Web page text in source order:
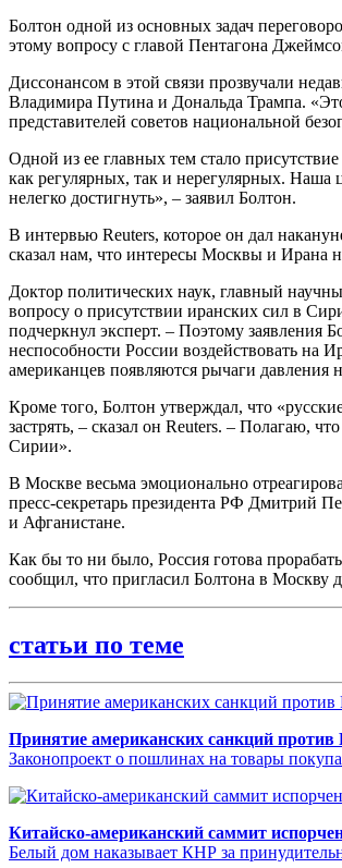
Болтон одной из основных задач
этому вопросу с главой Пентагона
Диссонансом в этой связи прозвучали
Владимира Путина и Дональда Трампа.
представителей советов национальной
Одной из ее главных тем стало
как регулярных, так и нерегулярных.
нелегко достигнуть», – заявил Болтон.
В интервью Reuters, которое он дал
сказал нам, что интересы Москвы и Ирана
Доктор политических наук, главный
вопросу о присутствии иранских сил в
подчеркнул эксперт. – Поэтому заявления
неспособности России воздействовать на
американцев появляются рычаги давления
Кроме того, Болтон утверждал, что
застрять, – сказал он Reuters. – Полагаю,
Сирии».
В Москве весьма эмоционально
пресс-секретарь президента РФ Дмитрий
и Афганистане.
Как бы то ни было, Россия готова
сообщил, что пригласил Болтона в Москву
статьи по теме
Принятие американских санкций против
Законопроект о пошлинах на товары
Китайско-американский саммит
Белый дом наказывает КНР за